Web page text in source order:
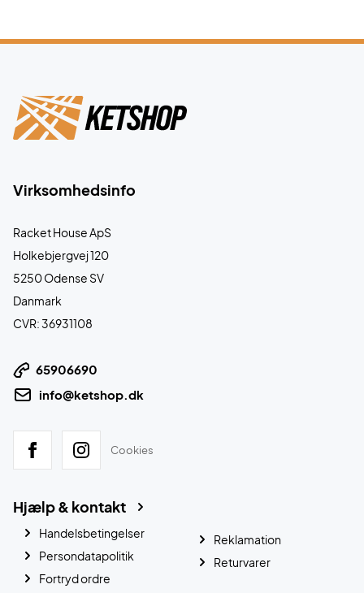
Virksomhedsinfo
Racket House ApS
Holkebjergvej 120
5250 Odense SV
Danmark
CVR: 36931108
65906690
info@ketshop.dk
Cookies
Hjælp & kontakt
Handelsbetingelser
Persondatapolitik
Fortryd ordre
Reklamation
Returvarer